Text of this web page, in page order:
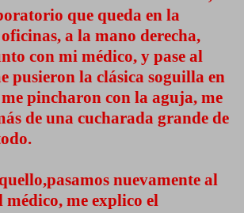
que queda en la
a la mano derecha,
con mi médico, y pase al
pusieron la clásica soguilla en
pincharon con la aguja, me
de una cucharada grande de
nuevamente al
me explico el